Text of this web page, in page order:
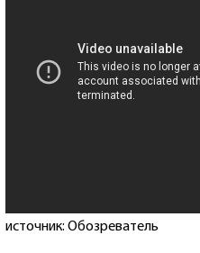
источник: Обозреватель